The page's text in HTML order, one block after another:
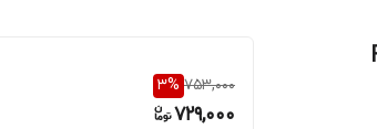
753,000
3%
729,000